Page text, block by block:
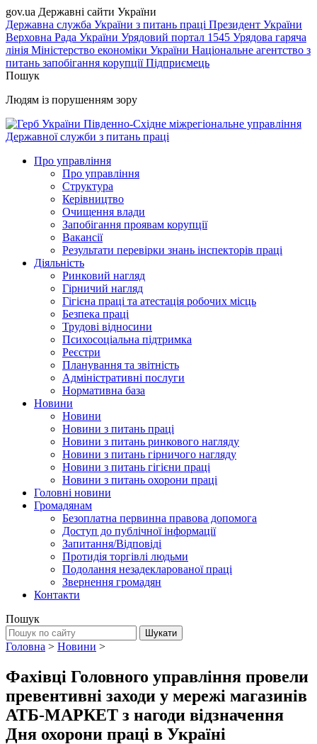
gov.ua Державні сайти України
Державна служба України з питань праці Президент України
Верховна Рада України Урядовий портал 1545 Урядова гаряча
лінія Міністерство економіки України Національне агентство з
питань запобігання корупціїПідприємець
Пошук
Людям із порушенням зору
Південно-Східне міжрегіональне управління
Державної служби з питань праці
Про управління
Про управління
Структура
Керівництво
Очищення влади
Запобігання проявам корупції
Вакансії
Результати перевірки знань інспекторів праці
Діяльність
Ринковий нагляд
Гірничий нагляд
Гігієна праці та атестація робочих місць
Безпека праці
Трудові відносини
Психосоціальна підтримка
Реєстри
Планування та звітність
Адміністративні послуги
Нормативна база
Новини
Новини
Новини з питань праці
Новини з питань ринкового нагляду
Новини з питань гірничого нагляду
Новини з питань гігієни праці
Новини з питань охорони праці
Головні новини
Громадянам
Безоплатна первинна правова допомога
Доступ до публічної інформації
Запитання/Відповіді
Протидія торгівлі людьми
Подолання незадекларованої праці
Звернення громадян
Контакти
Пошук
Головна > Новини >
Фахівці Головного управління провели
превентивні заходи у мережі магазинів
АТБ-МАРКЕТ з нагоди відзначення
Дня охорони праці в Україні